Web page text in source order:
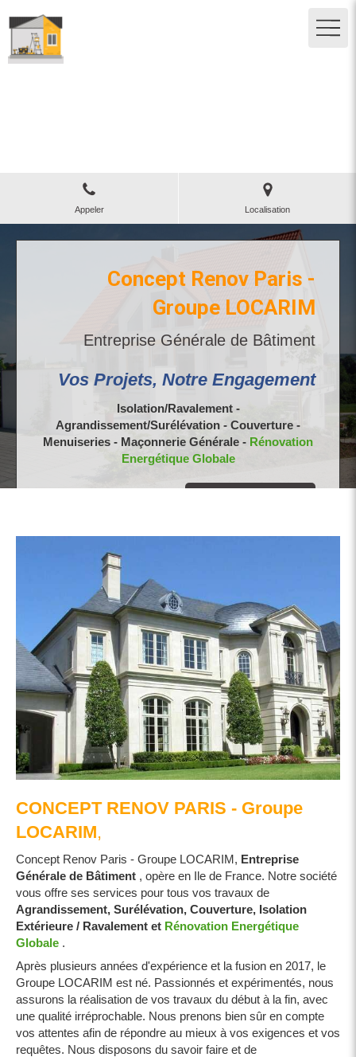
Appeler Localisation
Concept Renov Paris -
Groupe LOCARIM
Entreprise Générale de Bâtiment
Vos Projets, Notre Engagement
Isolation/Ravalement -
Agrandissement/Surélévation - Couverture -
Menuiseries - Maçonnerie Générale - Rénovation
Energétique Globale
CONCEPT RENOV PARIS - Groupe
LOCARIM,
Concept Renov Paris - Groupe LOCARIM, Entreprise
Générale de Bâtiment , opère en Ile de France. Notre société
vous offre ses services pour tous vos travaux de
Agrandissement, Surélévation, Couverture, Isolation
Extérieure / Ravalement et Rénovation Energétique
Globale .
Après plusieurs années d'expérience et la fusion en 2017, le
Groupe LOCARIM est né. Passionnés et expérimentés, nous
assurons la réalisation de vos travaux du début à la fin, avec
une qualité irréprochable. Nous prenons bien sûr en compte
vos attentes afin de répondre au mieux à vos exigences et vos
requêtes. Nous disposons du savoir faire et de